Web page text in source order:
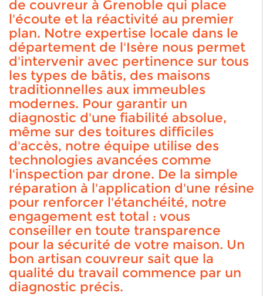
de couvreur à Grenoble qui place
l'écoute et la réactivité au premier
plan. Notre expertise locale dans le
département de l'Isère nous permet
d'intervenir avec pertinence sur tous
les types de bâtis, des maisons
traditionnelles aux immeubles
modernes. Pour garantir un
diagnostic d'une fiabilité absolue,
même sur des toitures difficiles
d'accès, notre équipe utilise des
technologies avancées comme
l'inspection par drone. De la simple
réparation à l'application d'une résine
pour renforcer l'étanchéité, notre
engagement est total : vous
conseiller en toute transparence
pour la sécurité de votre maison. Un
bon artisan couvreur sait que la
qualité du travail commence par un
diagnostic précis.